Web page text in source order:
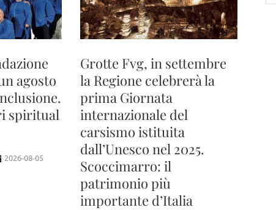
agosto
spiritual
2026-08-05
Grotte Fvg, in settembre
la Regione celebrerà la
prima Giornata
internazionale del
carsismo istituita
dall’Unesco nel 2025.
Scoccimarro: il
patrimonio più
importante d’Italia